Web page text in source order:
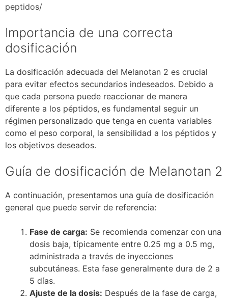
peptidos/
Importancia de una correcta
dosificación
La dosificación adecuada del Melanotan 2 es crucial
para evitar efectos secundarios indeseados. Debido a
que cada persona puede reaccionar de manera
diferente a los péptidos, es fundamental seguir un
régimen personalizado que tenga en cuenta variables
como el peso corporal, la sensibilidad a los péptidos y
los objetivos deseados.
Guía de dosificación de Melanotan 2
A continuación, presentamos una guía de dosificación
general que puede servir de referencia:
Fase de carga: Se recomienda comenzar con una
dosis baja, típicamente entre 0.25 mg a 0.5 mg,
administrada a través de inyecciones
subcutáneas. Esta fase generalmente dura de 2 a
5 días.
Ajuste de la dosis: Después de la fase de carga,